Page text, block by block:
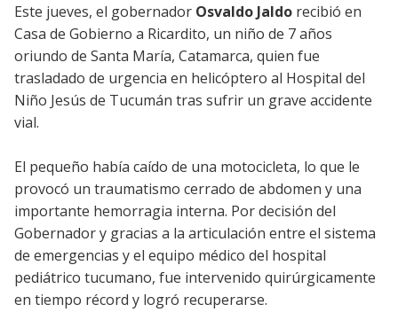
Este jueves, el gobernador Osvaldo Jaldo recibió en
Casa de Gobierno a Ricardito, un niño de 7 años
oriundo de Santa María, Catamarca, quien fue
trasladado de urgencia en helicóptero al Hospital del
Niño Jesús de Tucumán tras sufrir un grave accidente
vial.
El pequeño había caído de una motocicleta, lo que le
provocó un traumatismo cerrado de abdomen y una
importante hemorragia interna. Por decisión del
Gobernador y gracias a la articulación entre el sistema
de emergencias y el equipo médico del hospital
pediátrico tucumano, fue intervenido quirúrgicamente
en tiempo récord y logró recuperarse.